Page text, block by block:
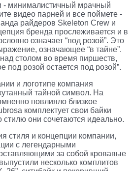
- минималистичный мрачный
видео парней и все поймете -
райдеров Skeleton Crew и
бренда прослеживается и в
означает “под розой”. Это
означающее “в тайне”.
столом во время пиршеств,
под розой остается под розой”.
и логотипе компания
тайной символ. На
повлияло близкое
комплектует свои байки
стилю они сочетаются идеально.
стиля и концепции компании,
с легендарными
за собой кровавые
несколько комплитов